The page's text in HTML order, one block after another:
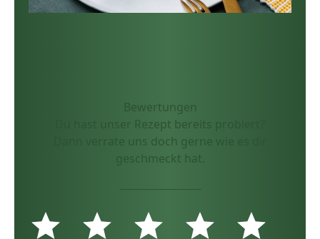
Bewertungen
Du hast unser Rezept bereits probiert?
Dann verrate uns doch gerne wie es dir
geschmeckt hat.